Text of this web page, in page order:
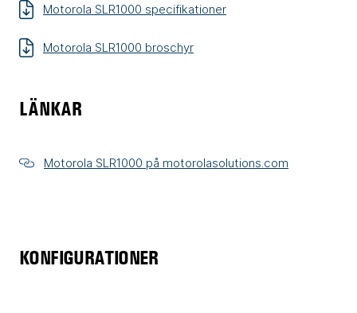
Motorola SLR1000 specifikationer
Motorola SLR1000 broschyr
LÄNKAR
Motorola SLR1000 på motorolasolutions.com
KONFIGURATIONER